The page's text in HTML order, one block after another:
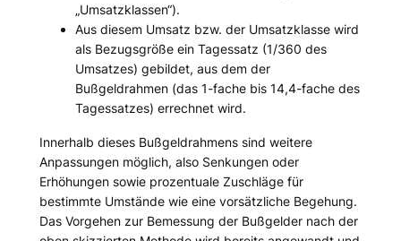
„Umsatzklassen“).
Aus diesem Umsatz bzw. der Umsatzklasse wird
als Bezugsgröße ein Tagessatz (1/360 des
Umsatzes) gebildet, aus dem der
Bußgeldrahmen (das 1-fache bis 14,4-fache des
Tagessatzes) errechnet wird.
Innerhalb dieses Bußgeldrahmens sind weitere
Anpassungen möglich, also Senkungen oder
Erhöhungen sowie prozentuale Zuschläge für
bestimmte Umstände wie eine vorsätzliche Begehung.
Das Vorgehen zur Bemessung der Bußgelder nach der